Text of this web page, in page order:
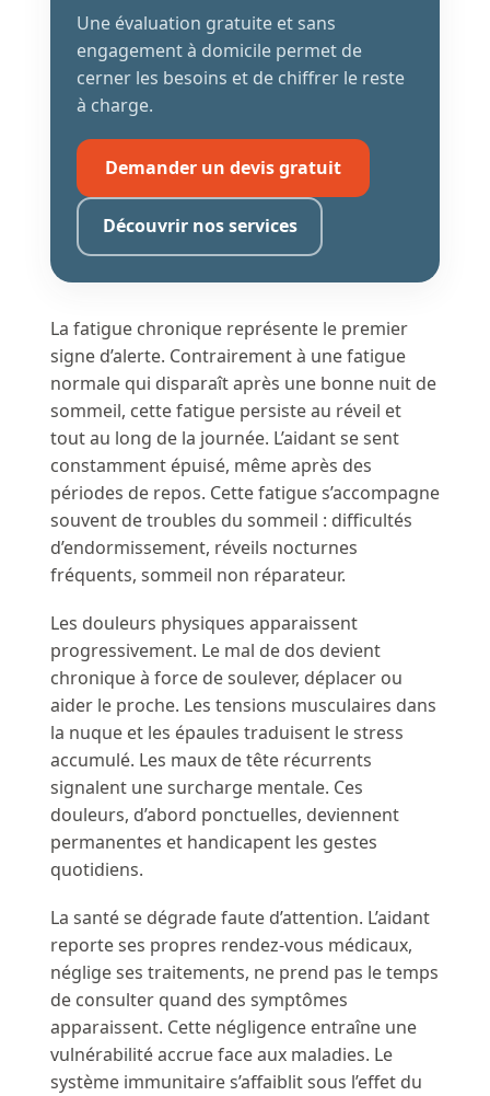
Une évaluation gratuite et sans
engagement à domicile permet de
cerner les besoins et de chiffrer le reste
à charge.
Demander un devis gratuit
Découvrir nos services
La fatigue chronique représente le premier
signe d’alerte. Contrairement à une fatigue
normale qui disparaît après une bonne nuit de
sommeil, cette fatigue persiste au réveil et
tout au long de la journée. L’aidant se sent
constamment épuisé, même après des
périodes de repos. Cette fatigue s’accompagne
souvent de troubles du sommeil : difficultés
d’endormissement, réveils nocturnes
fréquents, sommeil non réparateur.
Les douleurs physiques apparaissent
progressivement. Le mal de dos devient
chronique à force de soulever, déplacer ou
aider le proche. Les tensions musculaires dans
la nuque et les épaules traduisent le stress
accumulé. Les maux de tête récurrents
signalent une surcharge mentale. Ces
douleurs, d’abord ponctuelles, deviennent
permanentes et handicapent les gestes
quotidiens.
La santé se dégrade faute d’attention. L’aidant
reporte ses propres rendez-vous médicaux,
néglige ses traitements, ne prend pas le temps
de consulter quand des symptômes
apparaissent. Cette négligence entraîne une
vulnérabilité accrue face aux maladies. Le
système immunitaire s’affaiblit sous l’effet du